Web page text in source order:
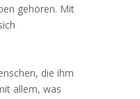
gehören. Mit
die ihm
allem, was